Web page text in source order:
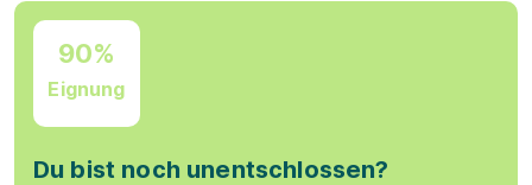
90%
Eignung
Du bist noch unentschlossen?